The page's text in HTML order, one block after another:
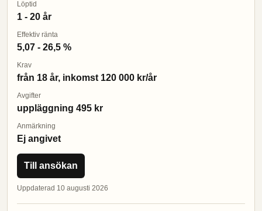
Löptid
1 - 20 år
Effektiv ränta
5,07 - 26,5 %
Krav
från 18 år, inkomst 120 000 kr/år
Avgifter
uppläggning 495 kr
Anmärkning
Ej angivet
Till ansökan
Uppdaterad 10 augusti 2026